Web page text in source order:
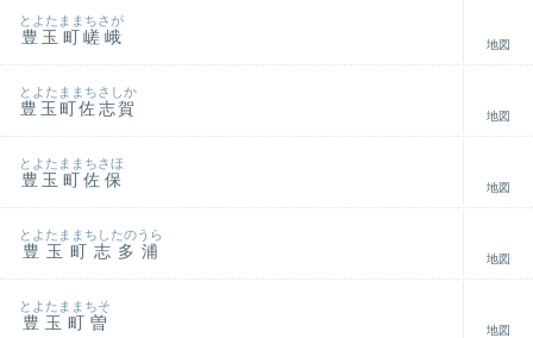
豊玉町嵯峨
とよたままちさが
地図
豊玉町佐志賀
とよたままちさしか
地図
豊玉町佐保
とよたままちさほ
地図
豊玉町志多浦
とよたままちしたのうら
地図
豊玉町曽
とよたままちそ
地図